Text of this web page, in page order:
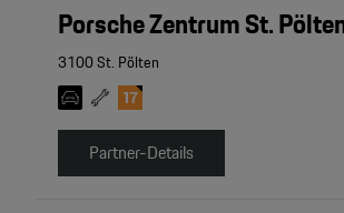
Porsche Zentrum St.
3100 St. Pölten
Partner-Details